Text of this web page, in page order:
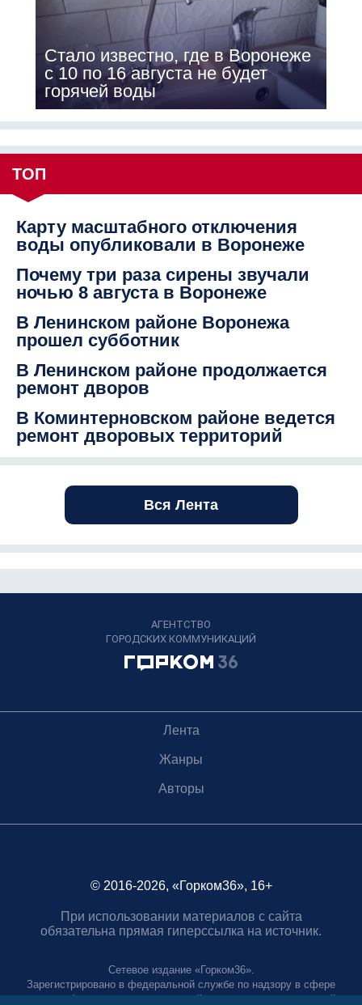
Стало известно, где в Воронеже
с 10 по 16 августа не будет
горячей воды
ТОП
Карту масштабного отключения
воды опубликовали в Воронеже
Почему три раза сирены звучали
ночью 8 августа в Воронеже
В Ленинском районе Воронежа
прошел субботник
В Ленинском районе продолжается
ремонт дворов
В Коминтерновском районе ведется
ремонт дворовых территорий
Вся Лента
АГЕНТСТВО
ГОРОДСКИХ КОММУНИКАЦИЙ
Лента
Жанры
Авторы
© 2016-2026, «Горком36», 16+
При использовании материалов с сайта
обязательна прямая гиперссылка на источник.
Сетевое издание «Горком36».
Зарегистрировано в федеральной службе по надзору в сфере
связи, информационных технологий и массовых коммуникаций.